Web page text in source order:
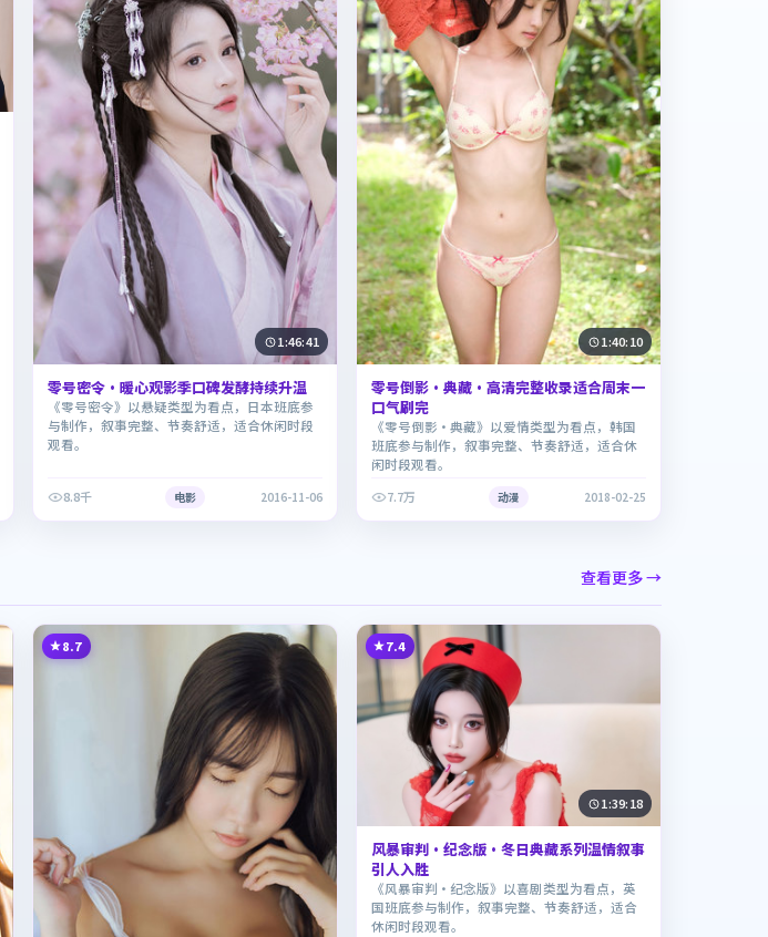
1:46:41
零号密令·暖心观影季口碑发酵持续升温
《零号密令》以悬疑类型为看点，日本班底参
与制作，叙事完整、节奏舒适，适合休闲时段
观看。
8.8千 电影 2016-11-06
1:40:10
零号倒影·典藏·高清完整收录适合周末一
口气刷完
《零号倒影·典藏》以爱情类型为看点，韩国
班底参与制作，叙事完整、节奏舒适，适合休
闲时段观看。
7.7万
动漫 2018-02-25
查看更多 →
8.7 7.4
1:39:18
风暴审判·纪念版·冬日典藏系列温情叙事
引人入胜
《风暴审判·纪念版》以喜剧类型为看点，英
国班底参与制作，叙事完整、节奏舒适，适合
休闲时段观看。